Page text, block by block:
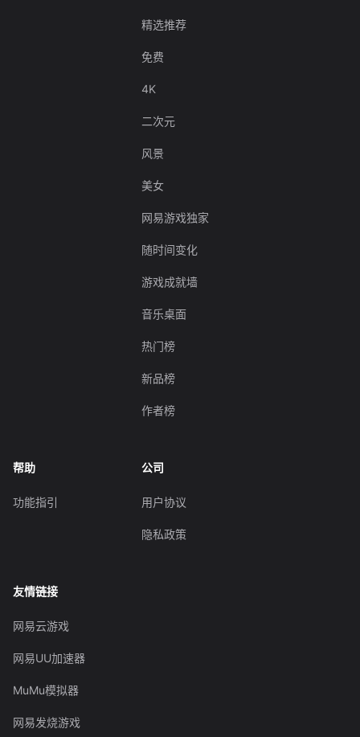
精选推荐
免费
4K
二次元
风景
美女
网易游戏独家
随时间变化
游戏成就墙
音乐桌面
热门榜
新品榜
作者榜
帮助
功能指引
公司
用户协议
隐私政策
友情链接
网易云游戏
网易UU加速器
MuMu模拟器
网易发烧游戏